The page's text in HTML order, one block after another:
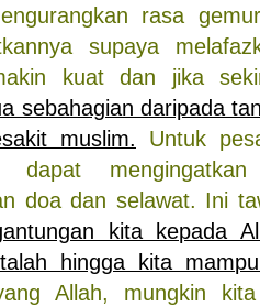
rasa
supaya
kuat dan jika
sebahagian daripada
muslim. Untuk
dapat
doa dan selawat. Ini
kita kepada
hingga kita
Allah, mungkin